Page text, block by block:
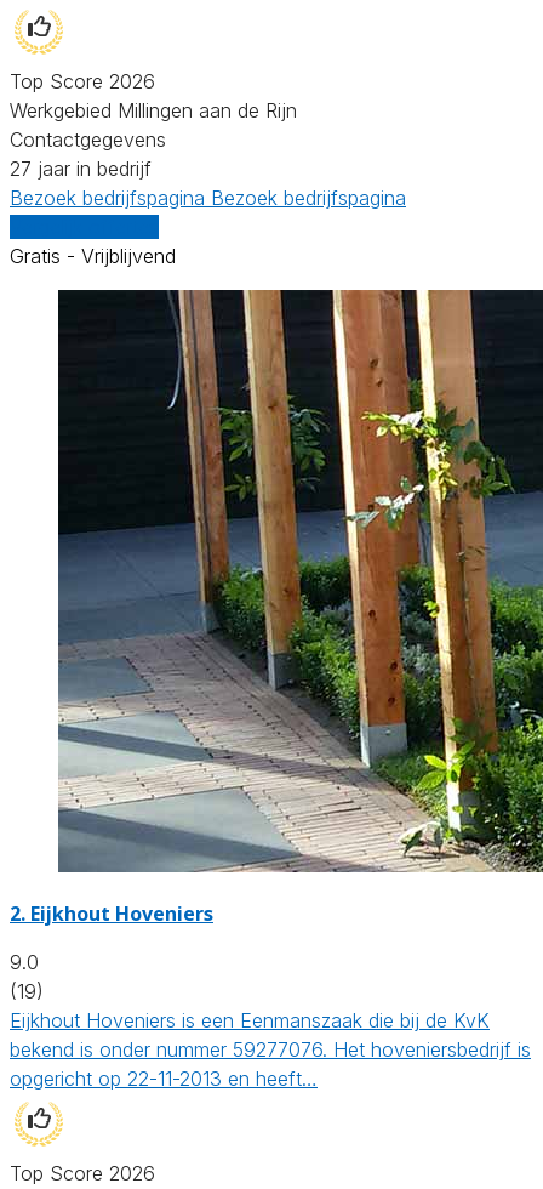
Top Score 2026
Werkgebied Millingen aan de Rijn
Contactgegevens
27 jaar in bedrijf
Bezoek bedrijfspagina Bezoek bedrijfspagina
Gratis - Vrijblijvend
2. Eijkhout Hoveniers
9.0
(19)
Eijkhout Hoveniers is een Eenmanszaak die bij de KvK
bekend is onder nummer 59277076. Het hoveniersbedrijf is
opgericht op 22-11-2013 en heeft…
Top Score 2026